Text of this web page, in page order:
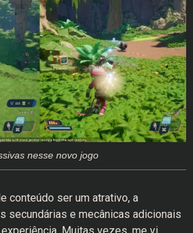
nesse novo jogo
conteúdo ser um atrativo, a
secundárias e mecânicas adicionais